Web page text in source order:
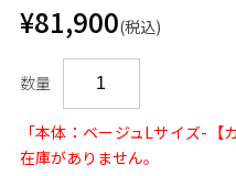
¥81,900(税込)
数量
「本体：ベージュLサイズ-【
在庫がありません。